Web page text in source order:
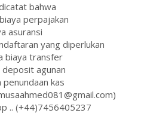
bahwa
perpajakan
asuransi
yang diperlukan
biaya transfer
deposit agunan
penundaan kas
.. (+44)7456405237